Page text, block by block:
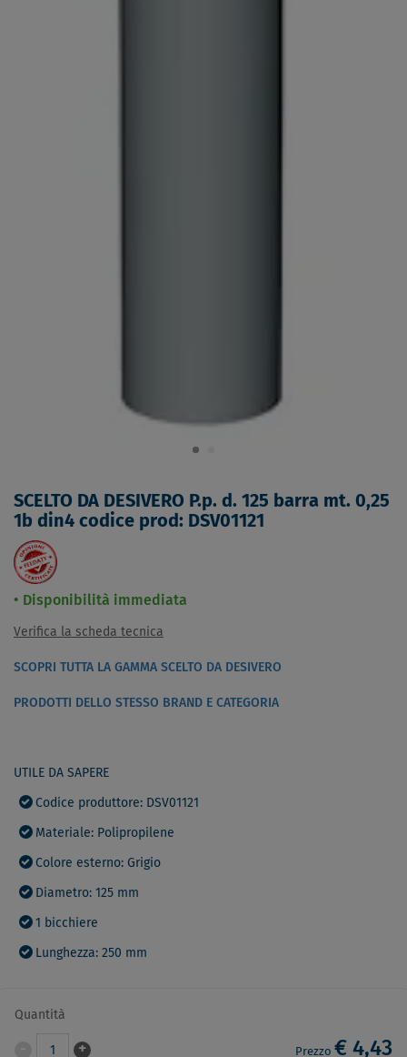
SCELTO DA DESIVERO P.p. d. 125 barra mt. 0,25
1b din4 codice prod: DSV01121
Disponibilità immediata
Verifica la scheda tecnica
SCOPRI TUTTA LA GAMMA SCELTO DA DESIVERO
PRODOTTI DELLO STESSO BRAND E CATEGORIA
UTILE DA SAPERE
Codice produttore: DSV01121
Materiale: Polipropilene
Colore esterno: Grigio
Diametro: 125 mm
1 bicchiere
Lunghezza: 250 mm
Quantità
1 + Prezzo € 4,43